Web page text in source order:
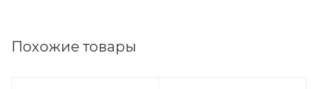
Похожие товары